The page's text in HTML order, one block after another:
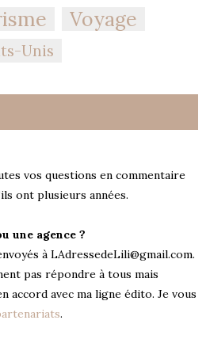
Voyage
Unis
vos questions en commentaire
ont plusieurs années.
une agence ?
à LAdressedeLili@gmail.com.
pas répondre à tous mais
accord avec ma ligne édito. Je vous
.